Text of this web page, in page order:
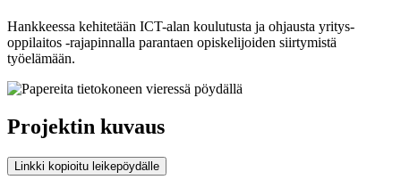
Hankkeessa kehitetään ICT-alan koulutusta ja ohjausta yritys-
oppilaitos -rajapinnalla parantaen opiskelijoiden siirtymistä
työelämään.
Projektin kuvaus
Linkki kopioitu leikepöydälle